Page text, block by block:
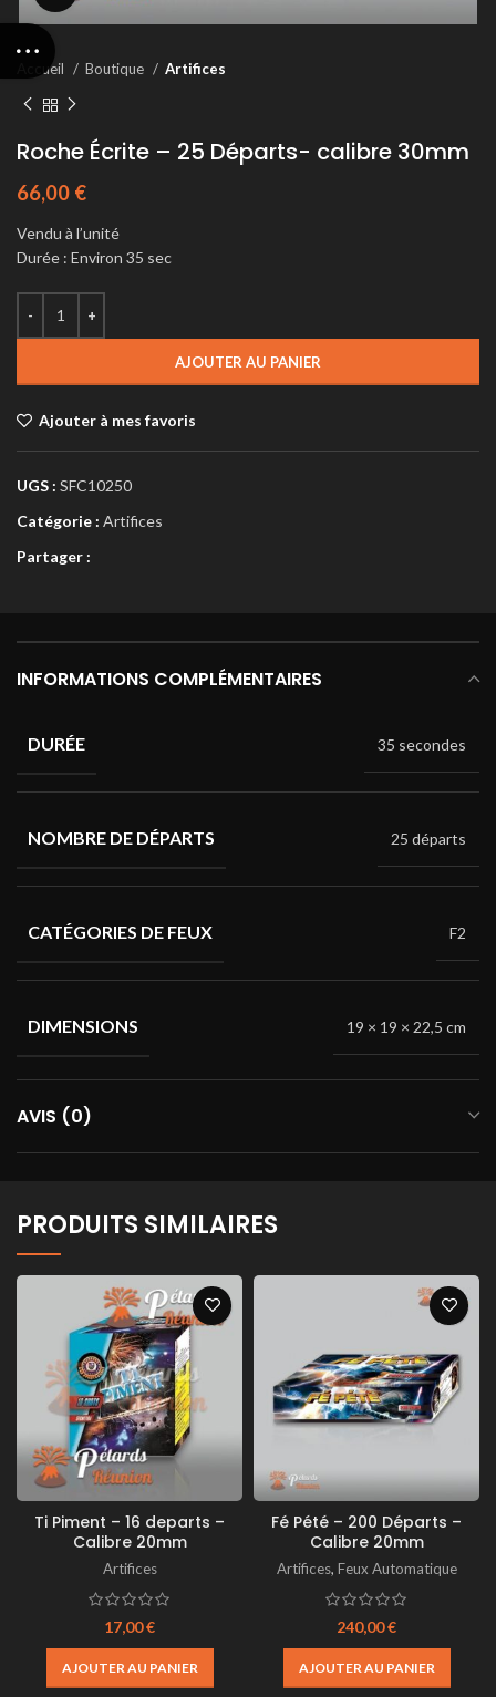
Accueil Boutique Artifices
Roche Écrite – 25 Départs- calibre 30mm
66,00 €
Vendu à l’unité
Durée : Environ 35 sec
AJOUTER AU PANIER
Ajouter à mes favoris
UGS : SFC10250
Catégorie : Artifices
Partager :
INFORMATIONS COMPLÉMENTAIRES
DURÉE 35 secondes
NOMBRE DE DÉPARTS 25 départs
CATÉGORIES DE FEUX F2
DIMENSIONS 19 × 19 × 22,5 cm
AVIS (0)
PRODUITS SIMILAIRES
Ti Piment – 16 departs –
Calibre 20mm
Artifices
17,00€
AJOUTER AU PANIER
Fé Pété – 200 Départs –
Calibre 20mm
Artifices, Feux Automatique
240,00€
AJOUTER AU PANIER